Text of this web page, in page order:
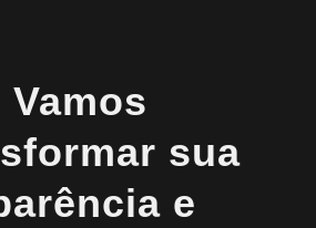
Vamos
sua
e